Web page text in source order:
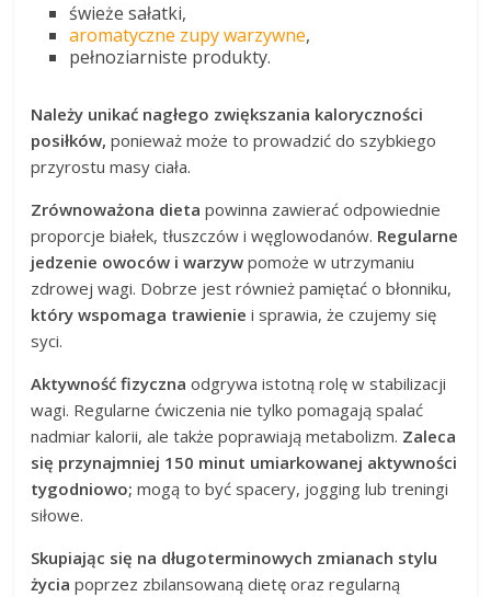
świeże sałatki,
aromatyczne zupy warzywne,
pełnoziarniste produkty.
Należy unikać nagłego zwiększania kaloryczności
posiłków, ponieważ może to prowadzić do szybkiego
przyrostu masy ciała.
Zrównoważona dieta powinna zawierać odpowiednie
proporcje białek, tłuszczów i węglowodanów. Regularne
jedzenie owoców i warzyw pomoże w utrzymaniu
zdrowej wagi. Dobrze jest również pamiętać o błonniku,
który wspomaga trawienie i sprawia, że czujemy się
syci.
Aktywność fizyczna odgrywa istotną rolę w stabilizacji
wagi. Regularne ćwiczenia nie tylko pomagają spalać
nadmiar kalorii, ale także poprawiają metabolizm. Zaleca
się przynajmniej 150 minut umiarkowanej aktywności
tygodniowo; mogą to być spacery, jogging lub treningi
siłowe.
Skupiając się na długoterminowych zmianach stylu
życia poprzez zbilansowaną dietę oraz regularną